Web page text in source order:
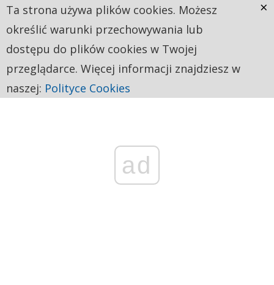
ad
Ta strona używa plików cookies. Możesz
określić warunki przechowywania lub
dostępu do plików cookies w Twojej
przeglądarce. Więcej informacji znajdziesz w
naszej: Polityce Cookies
×